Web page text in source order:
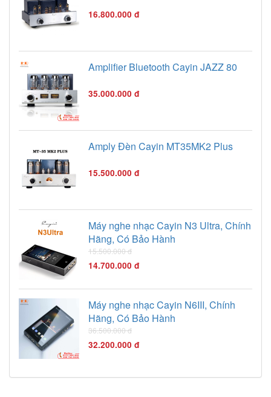
16.800.000 đ
Amplifier Bluetooth Cayin JAZZ 80
35.000.000 đ
Amply Đèn Cayin MT35MK2 Plus
15.500.000 đ
Máy nghe nhạc Cayin N3 Ultra, Chính
Hãng, Có Bảo Hành
15.500.000 đ
14.700.000 đ
Máy nghe nhạc Cayin N6III, Chính
Hãng, Có Bảo Hành
36.500.000 đ
32.200.000 đ